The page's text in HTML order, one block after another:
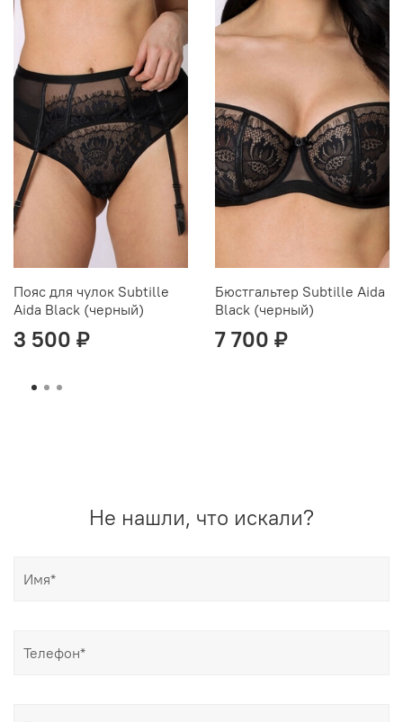
Пояс для чулок Subtille
Aida Black (черный)
3 500 ₽
Бюстгальтер Subtille Aida
Black (черный)
7 700 ₽
Не нашли, что искали?